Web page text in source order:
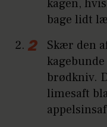
kagen,
bage lidt
Skær den
brødkniv.
limesaft